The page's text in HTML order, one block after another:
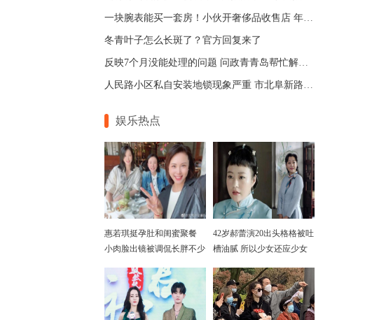
一块腕表能买一套房！小伙开奢侈品收售店 年流水过亿
冬青叶子怎么长斑了？官方回复来了
反映7个月没能处理的问题 问政青青岛帮忙解决了
人民路小区私自安装地锁现象严重 市北阜新路街道已派人清理
娱乐热点
惠若琪挺孕肚和闺蜜聚餐
小肉脸出镜被调侃长胖不少
42岁郝蕾演20出头格格被吐
槽油腻 所以少女还应少女